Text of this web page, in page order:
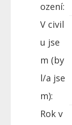
ození:
V civil
u jse
m (by
l/a jse
m):
Rok v